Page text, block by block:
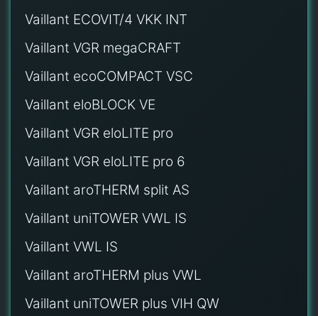
Vaillant ECOVIT/4 VKK INT
Vaillant VGR megaCRAFT
Vaillant ecoCOMPACT VSC
Vaillant eloBLOCK VE
Vaillant VGR eloLITE pro
Vaillant VGR eloLITE pro 6
Vaillant aroTHERM split AS
Vaillant uniTOWER VWL IS
Vaillant VWL IS
Vaillant aroTHERM plus VWL
Vaillant uniTOWER plus VIH QW